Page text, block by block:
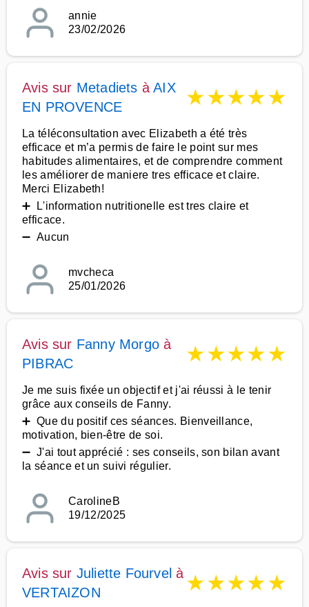
annie
23/02/2026
Avis sur Metadiets àAIX
EN PROVENCE
★★★★★
La téléconsultation avec Elizabeth a été très
efficace et m’a permis de faire le point sur mes
habitudes alimentaires, et de comprendre comment
les améliorer de maniere tres efficace et claire.
Merci Elizabeth!
➕ L'information nutritionelle est tres claire et
efficace.
➖ Aucun
mvcheca
25/01/2026
Avis sur Fanny Morgo à
PIBRAC
★★★★★
Je me suis fixée un objectif et j'ai réussi à le tenir
grâce aux conseils de Fanny.
➕ Que du positif ces séances. Bienveillance,
motivation, bien-être de soi.
➖ J'ai tout apprécié : ses conseils, son bilan avant
la séance et un suivi régulier.
CarolineB
19/12/2025
Avis sur Juliette Fourvel à
VERTAIZON
★★★★★